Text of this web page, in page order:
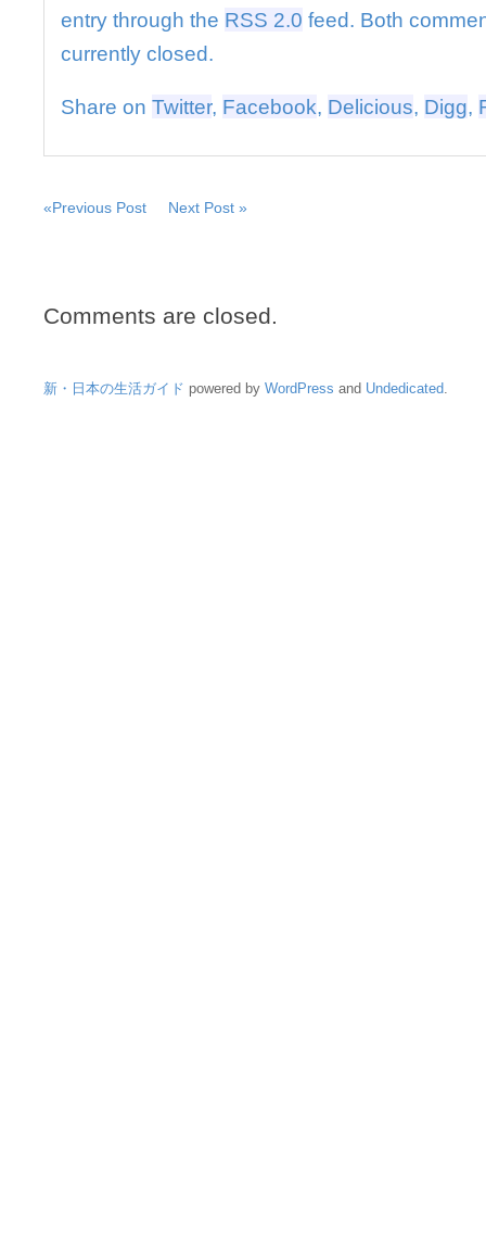
体
Ｐ
は
entry through the RSS 2.0 feed. Both
currently closed.
Share on Twitter, Facebook, Delicious, Digg,
«Previous Post Next Post »
Comments are closed.
新・日本の生活ガイド powered by WordPress and Undedicated.